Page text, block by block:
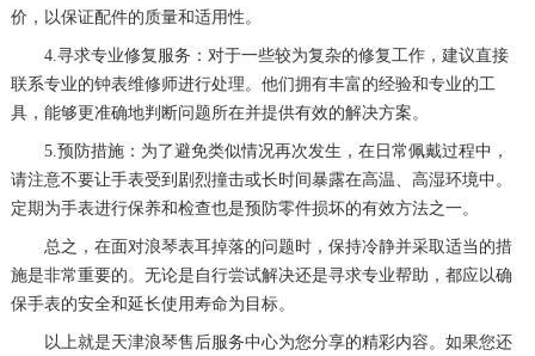
价，以保证配件的质量和适用性。
4.寻求专业修复服务：对于一些较为复杂的修复工作，建议直接
联系专业的钟表维修师进行处理。他们拥有丰富的经验和专业的工
具，能够更准确地判断问题所在并提供有效的解决方案。
5.预防措施：为了避免类似情况再次发生，在日常佩戴过程中，
请注意不要让手表受到剧烈撞击或长时间暴露在高温、高湿环境中。
定期为手表进行保养和检查也是预防零件损坏的有效方法之一。
总之，在面对浪琴表耳掉落的问题时，保持冷静并采取适当的措
施是非常重要的。无论是自行尝试解决还是寻求专业帮助，都应以确
保手表的安全和延长使用寿命为目标。
以上就是天津浪琴售后服务中心为您分享的精彩内容。如果您还